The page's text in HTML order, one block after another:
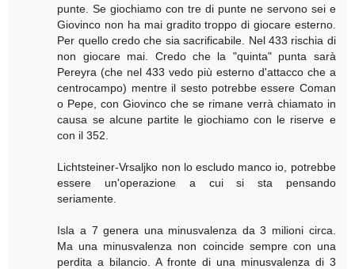
punte. Se giochiamo con tre di punte ne servono sei e
Giovinco non ha mai gradito troppo di giocare esterno.
Per quello credo che sia sacrificabile. Nel 433 rischia di
non giocare mai. Credo che la "quinta" punta sarà
Pereyra (che nel 433 vedo più esterno d'attacco che a
centrocampo) mentre il sesto potrebbe essere Coman
o Pepe, con Giovinco che se rimane verrà chiamato in
causa se alcune partite le giochiamo con le riserve e
con il 352.
Lichtsteiner-Vrsaljko non lo escludo manco io, potrebbe
essere un'operazione a cui si sta pensando
seriamente.
Isla a 7 genera una minusvalenza da 3 milioni circa.
Ma una minusvalenza non coincide sempre con una
perdita a bilancio. A fronte di una minusvalenza di 3